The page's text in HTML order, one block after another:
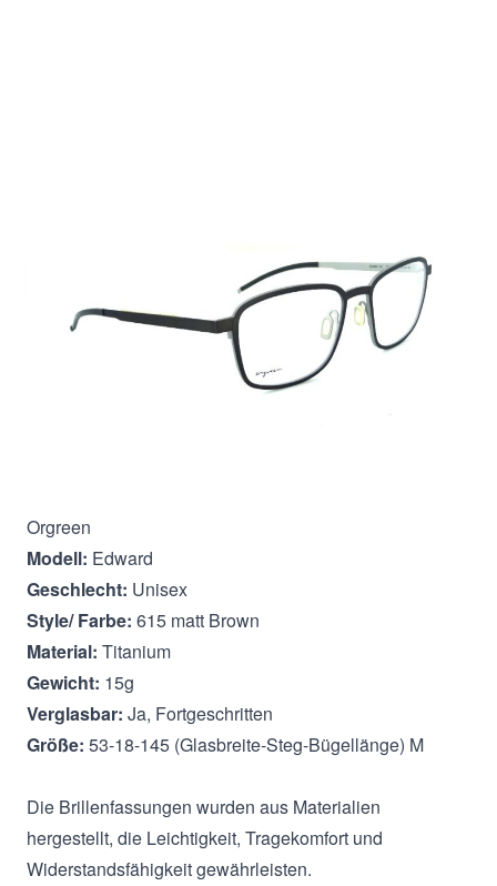
In den Warenkorb
Orgreen
Modell: Edward
Geschlecht: Unisex
Style/ Farbe: 615 matt Brown
Material: Titanium
Gewicht: 15g
Verglasbar: Ja, Fortgeschritten
Größe: 53-18-145 (Glasbreite-Steg-Bügellänge) M
Die Brillenfassungen wurden aus Materialien
hergestellt, die Leichtigkeit, Tragekomfort und
Widerstandsfähigkeit gewährleisten.